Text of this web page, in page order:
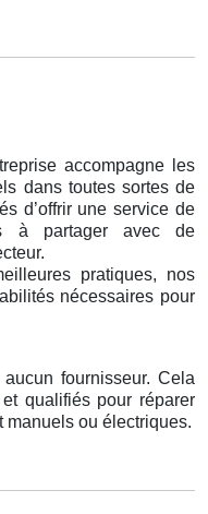
accompagne les
dans toutes sortes de
d’offrir une service de
à partager avec de
pratiques, nos
nécessaires pour
fournisseur. Cela
qualifiés pour réparer
manuels ou électriques.